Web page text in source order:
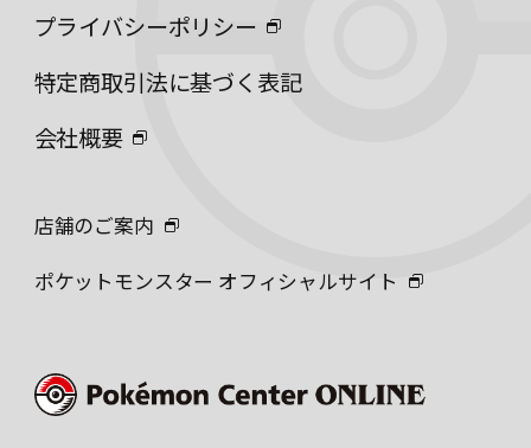
プライバシーポリシー
特定商取引法に基づく表記
会社概要
店舗のご案内
ポケットモンスター オフィシャルサイト